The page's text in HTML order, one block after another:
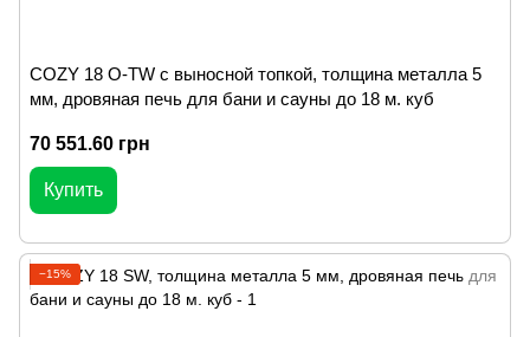
COZY 18 O-TW с выносной топкой, толщина металла 5
мм, дровяная печь для бани и сауны до 18 м. куб
70 551.60 грн
Купить
−15%